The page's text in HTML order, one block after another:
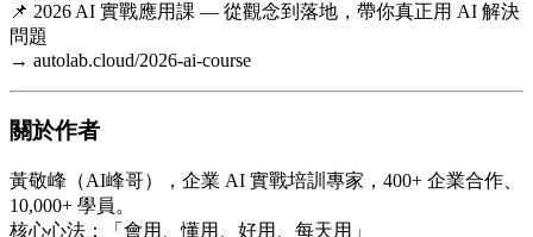
📌 2026 AI 實戰應用課 — 從觀念到落地，帶你真正用 AI 解決
問題
→ autolab.cloud/2026-ai-course
關於作者
黃敬峰（AI峰哥），企業 AI 實戰培訓專家，400+ 企業合作、
10,000+ 學員。
核心心法：「會用、懂用、好用、每天用」